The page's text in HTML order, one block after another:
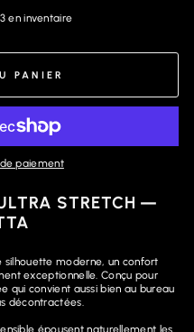
en inventaire
PANIER
paiement
STRETCH —
silhouette moderne, un confort
exceptionnelle. Conçu pour
qui convient aussi bien au bureau
décontractées.
épousent naturellement les